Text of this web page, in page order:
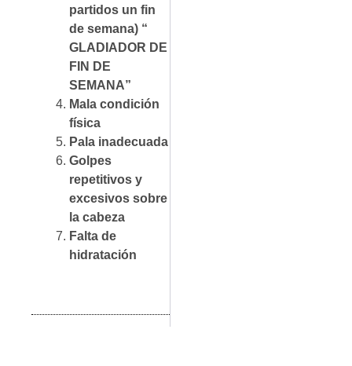
partidos un fin
de semana) “
GLADIADOR DE
FIN DE
SEMANA”
Mala condición
física
Pala inadecuada
Golpes
repetitivos y
excesivos sobre
la cabeza
Falta de
hidratación